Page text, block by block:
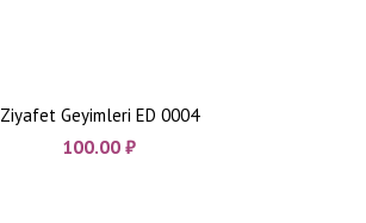
Ziyafet Geyimleri ED 0004
100.00 ₼